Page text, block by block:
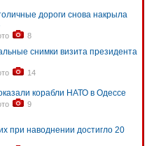
дороги снова накрыла
8
снимки визита президента
14
корабли НАТО в Одессе
9
при наводнении достигло 20